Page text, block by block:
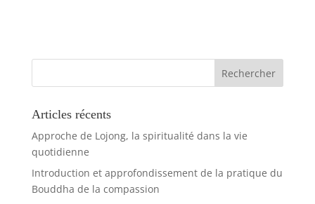
Articles récents
Approche de Lojong, la spiritualité dans la vie
quotidienne
Introduction et approfondissement de la pratique du
Bouddha de la compassion